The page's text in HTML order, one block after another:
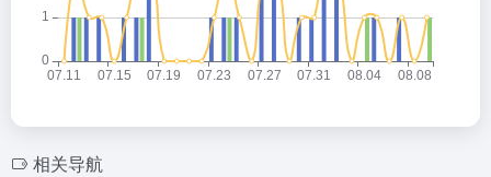
相关导航